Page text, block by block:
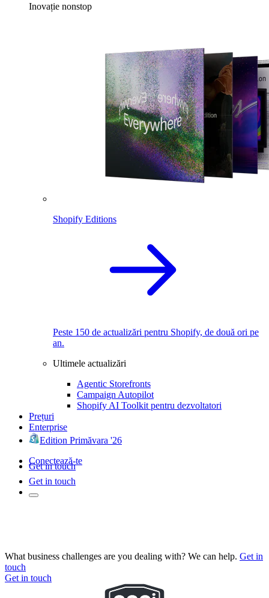
Inovație nonstop
Shopify Editions
Peste 150 de actualizări pentru Shopify, de două ori pe
an.
Ultimele actualizări
Agentic Storefronts
Campaign Autopilot
Shopify AI Toolkit pentru dezvoltatori
Prețuri
Enterprise
Edition Primăvara '26
Conectează-te
Get in touch
Get in touch
What business challenges are you dealing with? We can help. Get in
touch
Get in touch